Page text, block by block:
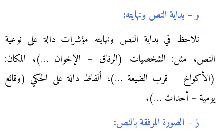
و – بداية النص ونهايته:
نلاحظ في بداية النص ونهايته مؤشرات دالة على نوعية
النص، مثل: الشخصيات (الرفاق – الإخوان …)، المكان:
(الأكواخ – قرب الضيعة …)، ألفاظ دالة على الحكي (وقائع
يومية – أحداث …).
ز – الصورة المرفقة بالنص: